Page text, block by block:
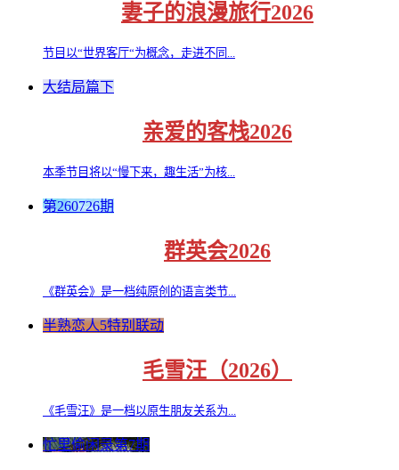
妻子的浪漫旅行2026
节目以“世界客厅“为概念，走进不同...
大结局篇下
亲爱的客栈2026
本季节目将以“慢下来，趣生活”为核...
第260726期
群英会2026
《群英会》是一档纯原创的语言类节...
半熟恋人5特别联动
毛雪汪（2026）
《毛雪汪》是一档以原生朋友关系为...
忙里偷闲录第7期